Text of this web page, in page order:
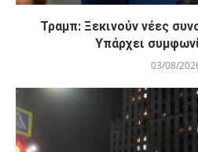
Τραμπ: Ξεκινούν νέες
Υπάρχει
03/08/